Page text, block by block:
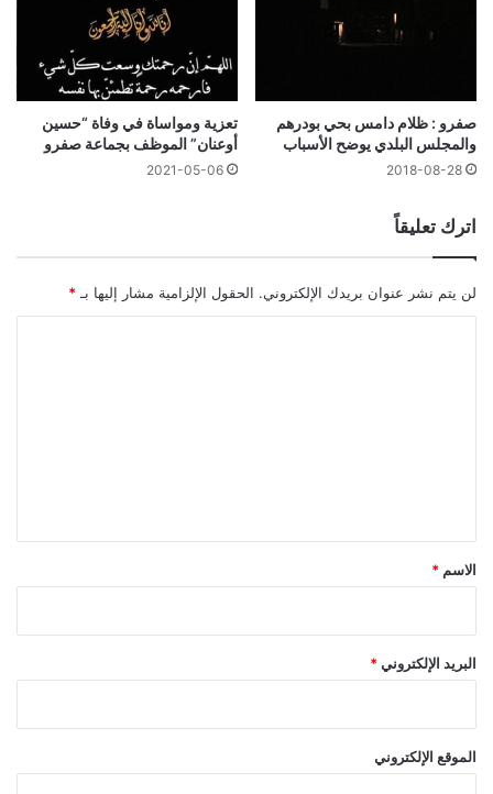
صفرو : ظلام دامس بحي بودرهم
والمجلس البلدي يوضح الأسباب
2018-08-28
تعزية ومواساة في وفاة “حسين
أوعنان” الموظف بجماعة صفرو
2021-05-06
اترك تعليقاً
لن يتم نشر عنوان بريدك الإلكتروني. الحقول الإلزامية مشار إليها بـ *
*
الاسم *
البريد الإلكتروني *
الموقع الإلكتروني